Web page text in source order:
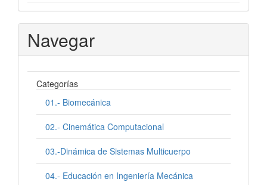
Navegar
Categorías
01.- Biomecánica
02.- Cinemática Computacional
03.-Dinámica de Sistemas Multicuerpo
04.- Educación en Ingeniería Mecánica